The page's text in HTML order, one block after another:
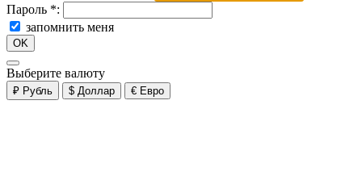
Пароль *:
запомнить меня
OK
Выберите валюту
₽ Рубль $ Доллар € Евро